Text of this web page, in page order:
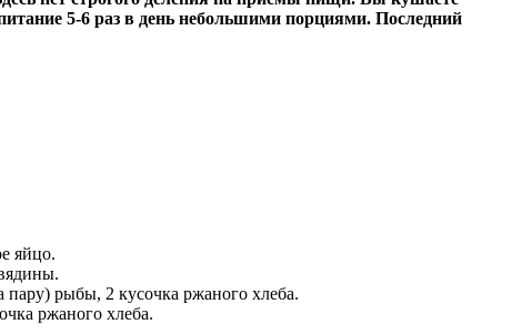
5-6 раз в день небольшими порциями. Последний
яйцо.
рыбы, 2 кусочка ржаного хлеба.
ржаного хлеба.